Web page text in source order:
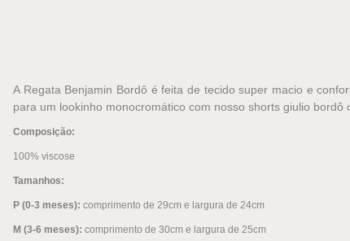
A Regata Benjamin Bordô é feita de tecido super macio e
para um lookinho monocromático com nosso shorts giulio bordô
Composição:
100% viscose
Tamanhos:
P (0-3 meses): comprimento de 29cm e largura de 24cm
M (3-6 meses): comprimento de 30cm e largura de 25cm